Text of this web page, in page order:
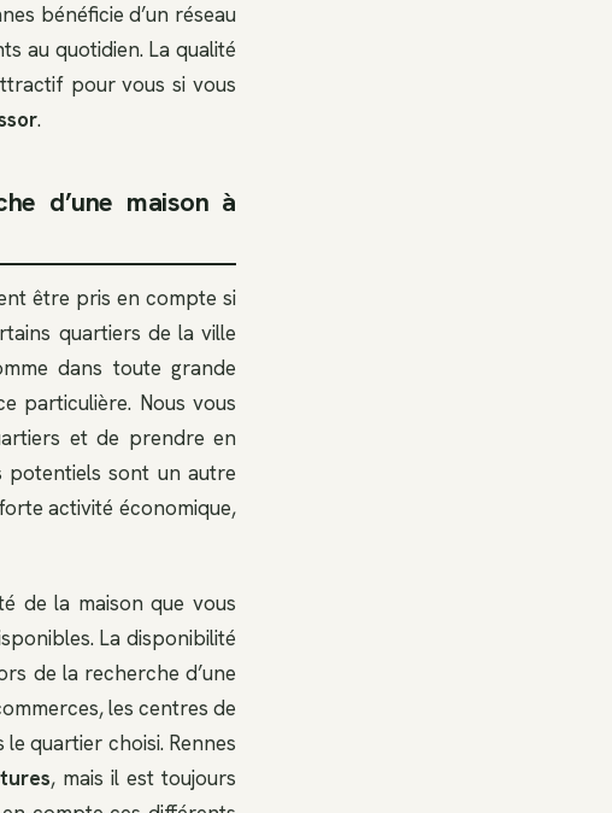
bénéficie d’un réseau
au quotidien. La qualité
pour vous si vous
.
d’une maison à
être pris en compte si
quartiers de la ville
dans toute grande
particulière. Nous vous
et de prendre en
potentiels sont un autre
activité économique,
de la maison que vous
La disponibilité
de la recherche d’une
les centres de
quartier choisi. Rennes
, mais il est toujours